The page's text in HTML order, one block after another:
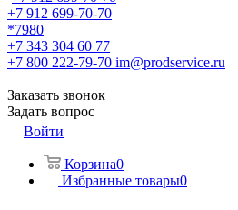
+7 912 699-70-70
*7980
+7 343 304 60 77
+7 800 222-79-70 im@prodservice.ru
Заказать звонок
Задать вопрос
Войти
Корзина0
Избранные товары0